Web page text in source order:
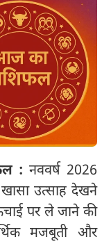
: नववर्ष 2026
उत्साह देखने
पर ले जाने की
मजबूती और